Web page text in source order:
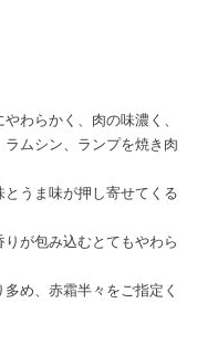
わらかく、肉の味濃く、
ムシン、ランプを焼き肉
うま味が押し寄せてくる
が包み込むとてもやわら
め、赤霜半々をご指定く